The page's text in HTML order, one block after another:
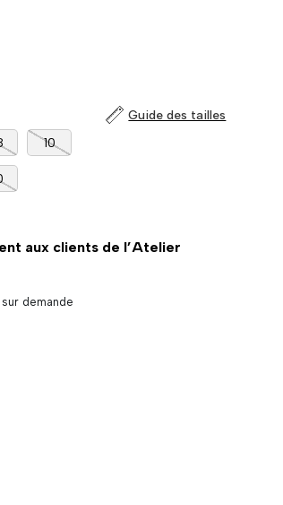
10
Guide des tailles
aux clients de l’Atelier
demande